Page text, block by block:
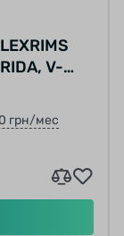
V-
грн/мес